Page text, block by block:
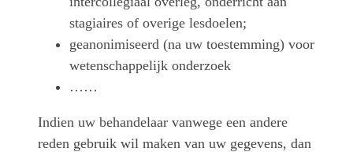
stagiaires of overige lesdoelen;
geanonimiseerd (na uw toestemming) voor
wetenschappelijk onderzoek
……
Indien uw behandelaar vanwege een andere
reden gebruik wil maken van uw gegevens, dan